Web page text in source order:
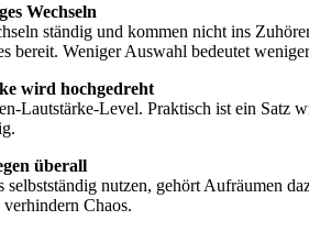
Wechseln
ständig und kommen nicht ins
bereit. Weniger Auswahl bedeutet
wird hochgedreht
Lautstärke-Level. Praktisch ist ein Satz
überall
nutzen, gehört Aufräumen
Chaos.